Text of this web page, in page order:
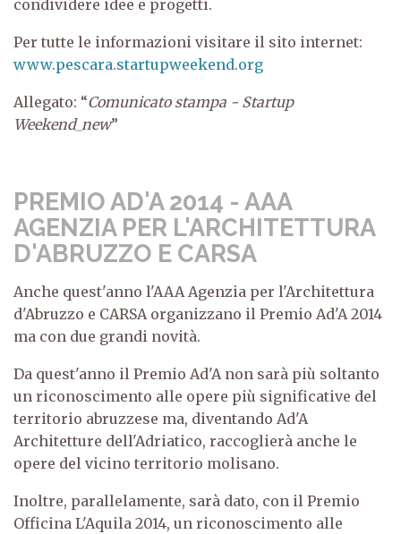
condividere idee e progetti.
Per tutte le informazioni visitare il sito internet:
www.pescara.startupweekend.org
Allegato: “Comunicato stampa - Startup
Weekend_new”
PREMIO AD'A 2014 - AAA
AGENZIA PER L'ARCHITETTURA
D'ABRUZZO E CARSA
Anche quest'anno l'AAA Agenzia per l'Architettura
d'Abruzzo e CARSA organizzano il Premio Ad'A 2014
ma con due grandi novità.
Da quest'anno il Premio Ad'A non sarà più soltanto
un riconoscimento alle opere più significative del
territorio abruzzese ma, diventando Ad'A
Architetture dell'Adriatico, raccoglierà anche le
opere del vicino territorio molisano.
Inoltre, parallelamente, sarà dato, con il Premio
Officina L'Aquila 2014, un riconoscimento alle